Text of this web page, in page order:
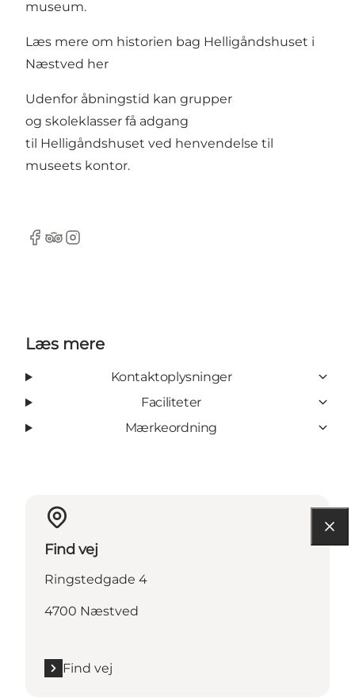
museum.
Læs mere om historien bag Helligåndshuset i
Næstved her
Udenfor åbningstid kan grupper
og skoleklasser få adgang
til Helligåndshuset ved henvendelse til
museets kontor.
Facebook
TripAdvisor
Instagram
Læs mere
Kontaktoplysninger
Faciliteter
Mærkeordning
Find vej
Ringstedgade 4
4700 Næstved
Find vej